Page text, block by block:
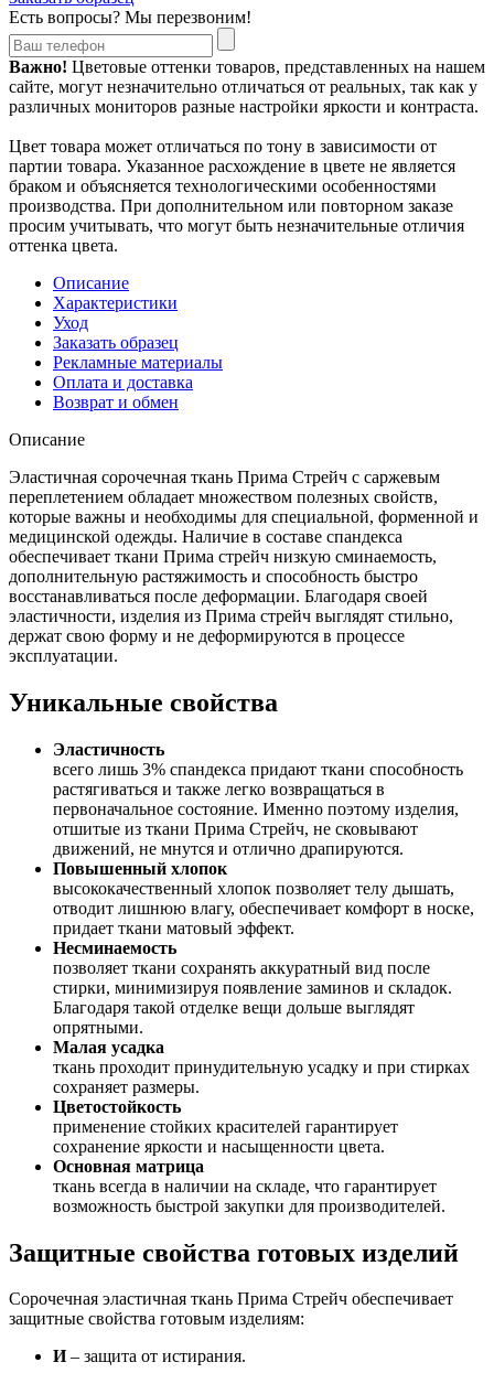
Есть вопросы? Мы перезвоним!
Важно! Цветовые оттенки товаров, представленных на нашем
сайте, могут незначительно отличаться от реальных, так как у
различных мониторов разные настройки яркости и контраста.
Цвет товара может отличаться по тону в зависимости от
партии товара. Указанное расхождение в цвете не является
браком и объясняется технологическими особенностями
производства. При дополнительном или повторном заказе
просим учитывать, что могут быть незначительные отличия
оттенка цвета.
Описание
Характеристики
Уход
Заказать образец
Рекламные материалы
Оплата и доставка
Возврат и обмен
Описание
Эластичная сорочечная ткань Прима Стрейч с саржевым
переплетением обладает множеством полезных свойств,
которые важны и необходимы для специальной, форменной и
медицинской одежды. Наличие в составе спандекса
обеспечивает ткани Прима стрейч низкую сминаемость,
дополнительную растяжимость и способность быстро
восстанавливаться после деформации. Благодаря своей
эластичности, изделия из Прима стрейч выглядят стильно,
держат свою форму и не деформируются в процессе
эксплуатации.
Уникальные свойства
Эластичность
всего лишь 3% спандекса придают ткани способность
растягиваться и также легко возвращаться в
первоначальное состояние. Именно поэтому изделия,
отшитые из ткани Прима Стрейч, не сковывают
движений, не мнутся и отлично драпируются.
Повышенный хлопок
высококачественный хлопок позволяет телу дышать,
отводит лишнюю влагу, обеспечивает комфорт в носке,
придает ткани матовый эффект.
Несминаемость
позволяет ткани сохранять аккуратный вид после
стирки, минимизируя появление заминов и складок.
Благодаря такой отделке вещи дольше выглядят
опрятными.
Малая усадка
ткань проходит принудительную усадку и при стирках
сохраняет размеры.
Цветостойкость
применение стойких красителей гарантирует
сохранение яркости и насыщенности цвета.
Основная матрица
ткань всегда в наличии на складе, что гарантирует
возможность быстрой закупки для производителей.
Защитные свойства готовых изделий
Сорочечная эластичная ткань Прима Стрейч обеспечивает
защитные свойства готовым изделиям:
И– защита от истирания.